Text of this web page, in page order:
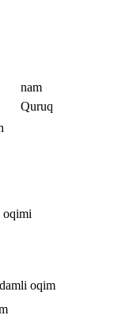
nam
Quruq
oqimi
oqim